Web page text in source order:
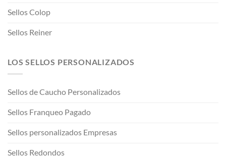
Sellos Colop
Sellos Reiner
LOS SELLOS PERSONALIZADOS
Sellos de Caucho Personalizados
Sellos Franqueo Pagado
Sellos personalizados Empresas
Sellos Redondos